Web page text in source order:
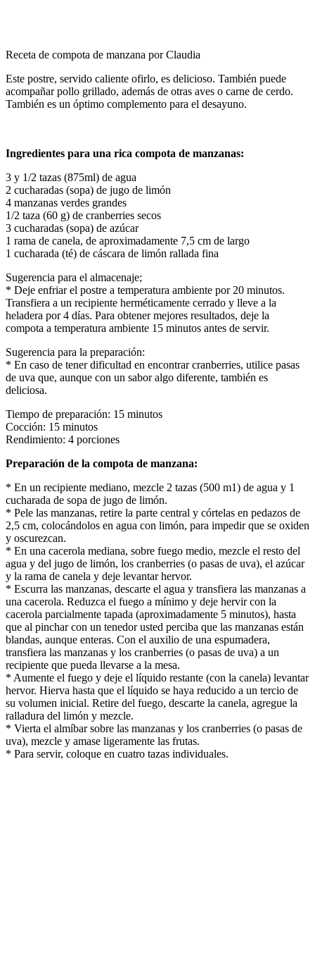
Receta de compota de manzana por Claudia
Este postre, servido caliente ofirlo, es delicioso. También puede
acompañar pollo grillado, además de otras aves o carne de cerdo.
También es un óptimo complemento para el desayuno.
Ingredientes para una rica compota de manzanas:
3 y 1/2 tazas (875ml) de agua
2 cucharadas (sopa) de jugo de limón
4 manzanas verdes grandes
1/2 taza (60 g) de cranberries secos
3 cucharadas (sopa) de azúcar
1 rama de canela, de aproximadamente 7,5 cm de largo
1 cucharada (té) de cáscara de limón rallada fina
Sugerencia para el almacenaje;
* Deje enfriar el postre a temperatura ambiente por 20 minutos.
Transfiera a un recipiente herméticamente cerrado y lleve a la
heladera por 4 días. Para obtener mejores resultados, deje la
compota a temperatura ambiente 15 minutos antes de servir.
Sugerencia para la preparación:
* En caso de tener dificultad en encontrar cranberries, utilice pasas
de uva que, aunque con un sabor algo diferente, también es
deliciosa.
Tiempo de preparación: 15 minutos
Cocción: 15 minutos
Rendimiento: 4 porciones
Preparación de la compota de manzana:
* En un recipiente mediano, mezcle 2 tazas (500 m1) de agua y 1
cucharada de sopa de jugo de limón.
* Pele las manzanas, retire la parte central y córtelas en pedazos de
2,5 cm, colocándolos en agua con limón, para impedir que se oxiden
y oscurezcan.
* En una cacerola mediana, sobre fuego medio, mezcle el resto del
agua y del jugo de limón, los cranberries (o pasas de uva), el azúcar
y la rama de canela y deje levantar hervor.
* Escurra las manzanas, descarte el agua y transfiera las manzanas a
una cacerola. Reduzca el fuego a mínimo y deje hervir con la
cacerola parcialmente tapada (aproximadamente 5 minutos), hasta
que al pinchar con un tenedor usted perciba que las manzanas están
blandas, aunque enteras. Con el auxilio de una espumadera,
transfiera las manzanas y los cranberries (o pasas de uva) a un
recipiente que pueda llevarse a la mesa.
* Aumente el fuego y deje el líquido restante (con la canela) levantar
hervor. Hierva hasta que el líquido se haya reducido a un tercio de
su volumen inicial. Retire del fuego, descarte la canela, agregue la
ralladura del limón y mezcle.
* Vierta el almíbar sobre las manzanas y los cranberries (o pasas de
uva), mezcle y amase ligeramente las frutas.
* Para servir, coloque en cuatro tazas individuales.